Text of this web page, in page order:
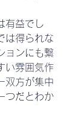
有益でし
は得られな
ョンにも繋
い雰囲気作
双方が集中
つだとわか